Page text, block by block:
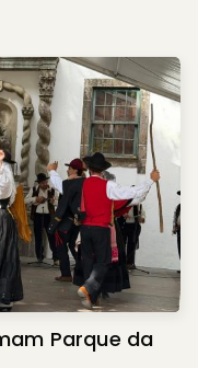
Parque da